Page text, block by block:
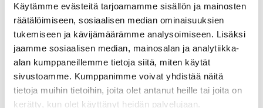
Käytämme evästeitä tarjoamamme sisällön ja mainosten
räätälöimiseen, sosiaalisen median ominaisuuksien
tukemiseen ja kävijämäärämme analysoimiseen. Lisäksi
jaamme sosiaalisen median, mainosalan ja analytiikka-
alan kumppaneillemme tietoja siitä, miten käytät
sivustoamme. Kumppanimme voivat yhdistää näitä
tietoja muihin tietoihin, joita olet antanut heille tai joita on
kerätty, kun olet käyttänyt heidän palvelujaan.